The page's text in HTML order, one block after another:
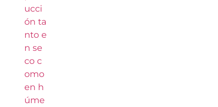
ucci
ón ta
nto e
n se
co c
omo
en h
úme